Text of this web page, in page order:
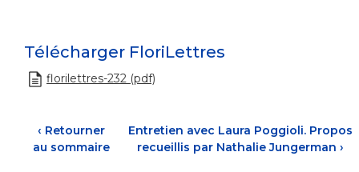
Télécharger FloriLettres
florilettres-232 (pdf)
‹ Retourner
au sommaire
Entretien avec Laura Poggioli. Propos
recueillis par Nathalie Jungerman›